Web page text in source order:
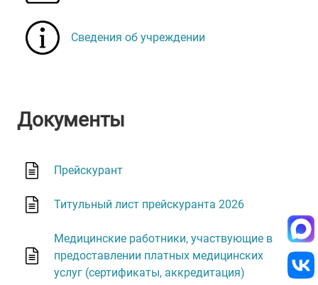
Сведения об учреждении
Документы
Прейскурант
Титульный лист прейскуранта 2026
Медицинские работники, участвующие в
предоставлении платных медицинских
услуг (сертификаты, аккредитация)